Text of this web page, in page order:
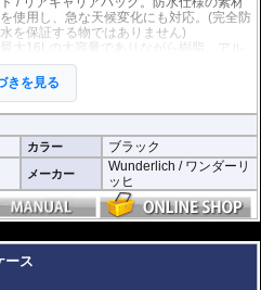
を使用し、急な天候変化にも対応。(完全防
水を保証する物ではありません)
最大16Lの大容量でありながら樹脂、アル
ミ製トップケースよりも軽量なため、車両
の重心変化が最小に抑えられます。
・米軍規格のMolleシステムを採用。様々
固定する汎用タイプです。
加バッグなど様々なオプションをご用意
きを見る
カラー ブラック
メーカー
Wunderlich / ワンダーリ
ッヒ
ース